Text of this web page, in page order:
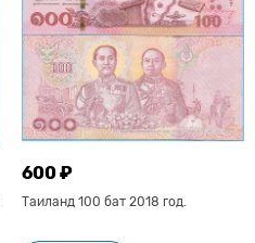
600 ₽
Таиланд 100 бат 2018 год.